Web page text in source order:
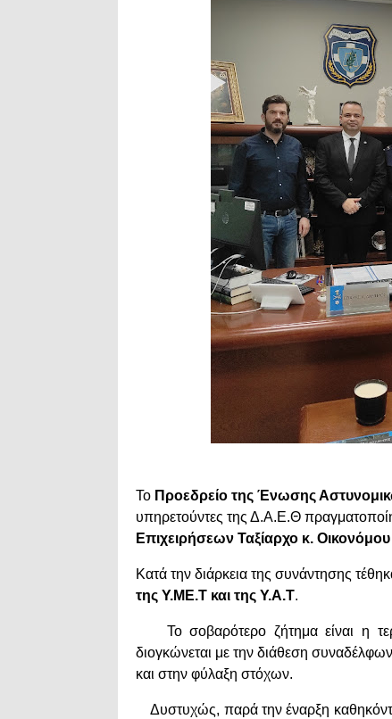
Το Προεδρείο της Ένωσης
υπηρετούντες της Δ.Α.Ε.Θ
Επιχειρήσεων Ταξίαρχο κ.
Κατά την διάρκεια της συνάντησης
της Υ.ΜΕ.Τ και της Υ.Α.Τ.
Το σοβαρότερο ζήτημα είναι η
διογκώνεται με την διάθεση
και στην φύλαξη στόχων.
Δυστυχώς, παρά την έναρξη